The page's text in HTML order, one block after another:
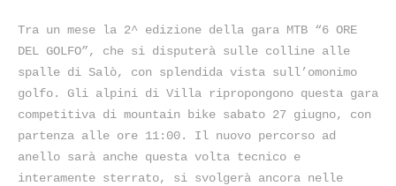
DEL
GOLFO
Tra un mese la 2^ edizione della gara MTB “6 ORE
DEL GOLFO”, che si disputerà sulle colline alle
spalle di Salò, con splendida vista sull’omonimo
golfo. Gli alpini di Villa ripropongono questa gara
competitiva di mountain bike sabato 27 giugno, con
partenza alle ore 11:00. Il nuovo percorso ad
anello sarà anche questa volta tecnico e
interamente sterrato, si svolgerà ancora nelle